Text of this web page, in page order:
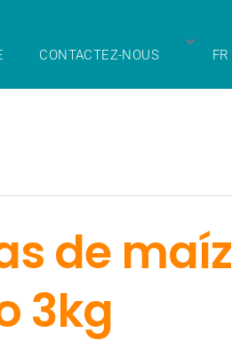
CONTACTEZ-NOUS FR
de maíz
3kg